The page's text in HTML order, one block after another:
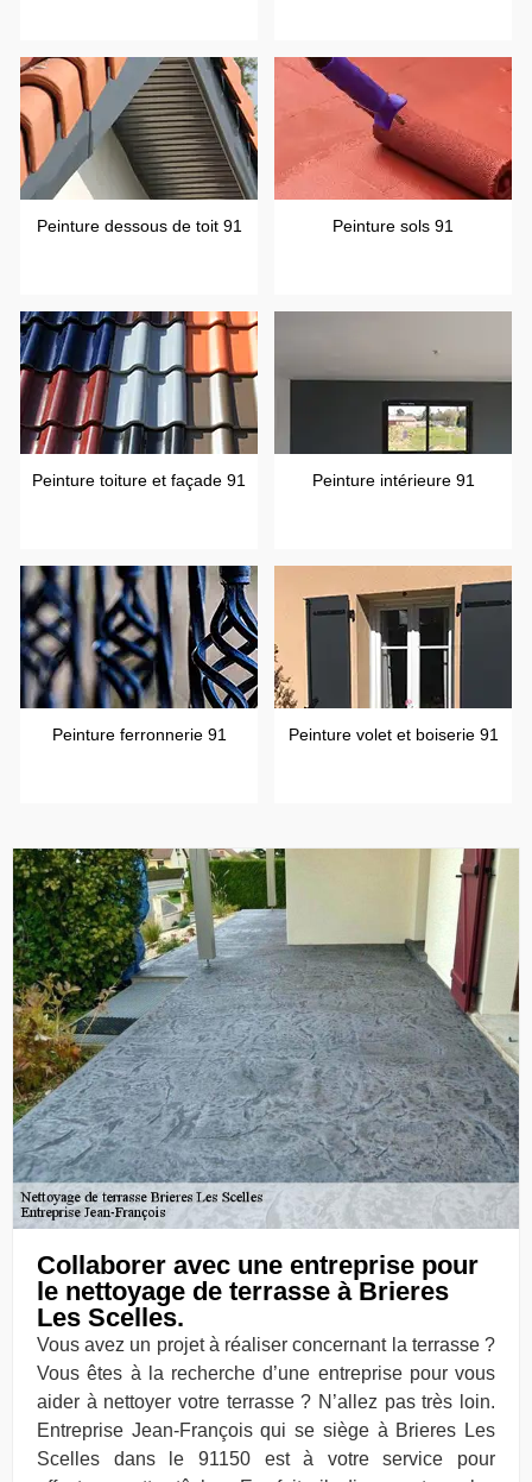
Peinture dessous de toit 91 Peinture sols 91
Peinture toiture et façade 91 Peinture intérieure 91
Peinture ferronnerie 91 Peinture volet et boiserie 91
Collaborer avec une entreprise pour
le nettoyage de terrasse à Brieres
Les Scelles.
Vous avez un projet à réaliser concernant la terrasse ?
Vous êtes à la recherche d’une entreprise pour vous
aider à nettoyer votre terrasse ? N’allez pas très loin.
Entreprise Jean-François qui se siège à Brieres Les
Scelles dans le 91150 est à votre service pour